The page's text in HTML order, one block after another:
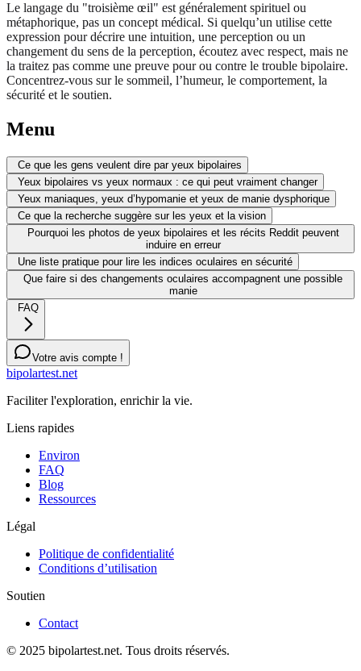
Le langage du "troisième œil" est généralement spirituel ou
métaphorique, pas un concept médical. Si quelqu’un utilise cette
expression pour décrire une intuition, une perception ou un
changement du sens de la perception, écoutez avec respect, mais ne
la traitez pas comme une preuve pour ou contre le trouble bipolaire.
Concentrez-vous sur le sommeil, l’humeur, le comportement, la
sécurité et le soutien.
Menu
Ce que les gens veulent dire par yeux bipolaires
Yeux bipolaires vs yeux normaux : ce qui peut vraiment changer
Yeux maniaques, yeux d’hypomanie et yeux de manie dysphorique
Ce que la recherche suggère sur les yeux et la vision
Pourquoi les photos de yeux bipolaires et les récits Reddit peuvent
induire en erreur
Une liste pratique pour lire les indices oculaires en sécurité
Que faire si des changements oculaires accompagnent une possible
manie
FAQ
Votre avis compte !
bipolartest.net
Faciliter l'exploration, enrichir la vie.
Liens rapides
Environ
FAQ
Blog
Ressources
Légal
Politique de confidentialité
Conditions d’utilisation
Soutien
Contact
© 2025 bipolartest.net. Tous droits réservés.